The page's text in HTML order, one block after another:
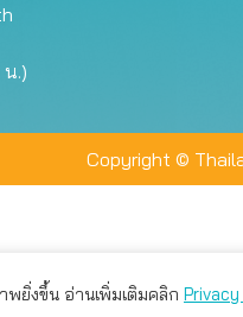
น.)
Copyright ©
ยิ่งขึ้น อ่านเพิ่มเติมคลิก
านที่ดีให้แก่ท่าน คุณสามารถเ